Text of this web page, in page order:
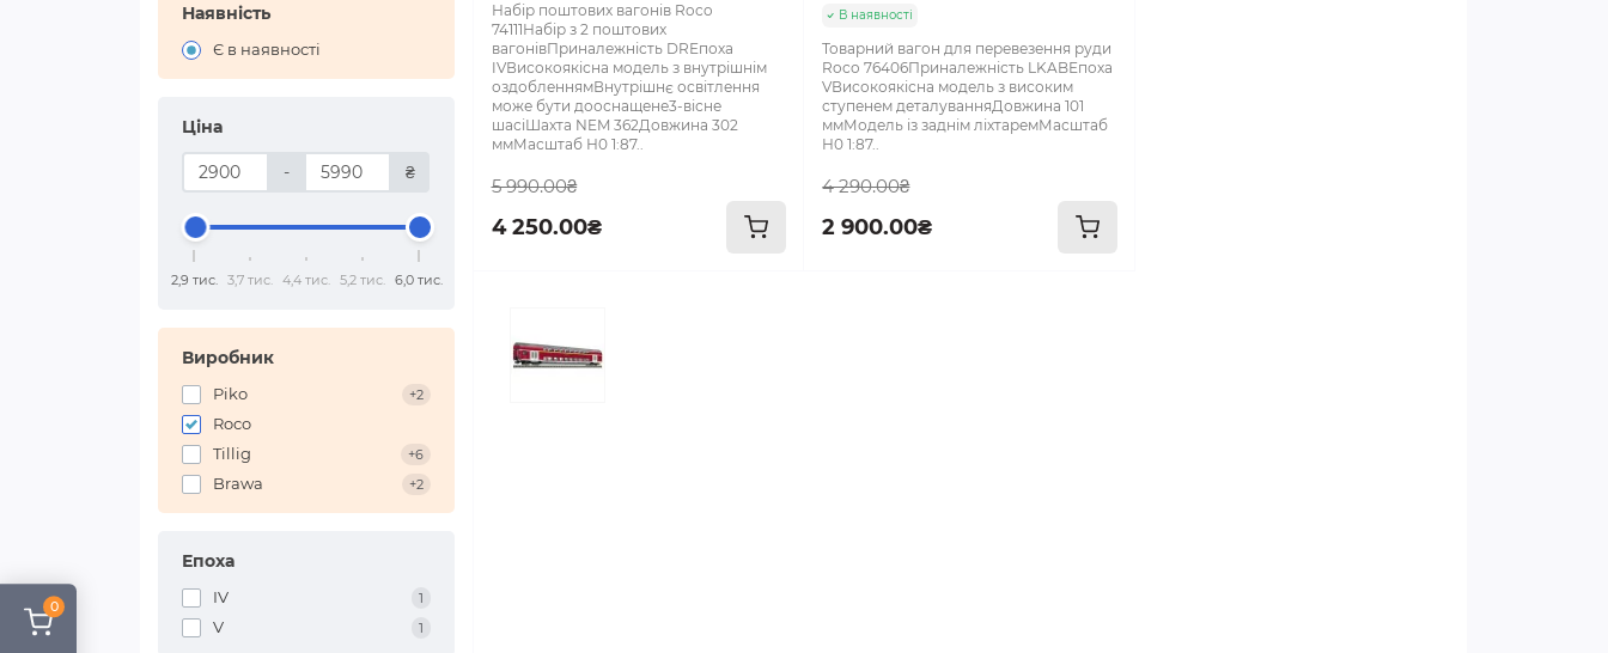
0
Наявність
Є в наявності
Ціна
- ₴
2,9 тис. 3,7 тис. 4,4 тис. 5,2 тис. 6,0 тис.
Виробник
Piko +2
Roco
Tillig
+6
Brawa +2
Епоха
IV 1
V 1
Набір поштових вагонів Roco
74111Набір з 2 поштових
вагонівПриналежність DRЕпоха
IVВисокоякісна модель з внутрішнім
оздобленнямВнутрішнє освітлення
може бути дооснащене3-вісне
шасіШахта NEM 362Довжина 302
ммМасштаб Н0 1:87..
5 990.00₴
4 250.00₴
В наявності
Товарний вагон для перевезення руди
Roco 76406Приналежність LKABЕпоха
VВисокоякісна модель з високим
ступенем деталуванняДовжина 101
ммМодель із заднім ліхтаремМасштаб
Н0 1:87..
4 290.00₴
2 900.00₴